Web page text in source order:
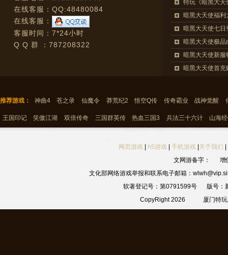
在线客服： QQ:48480084
在线客服：
客服时间：7*24小时
Q Q 群 ：787208322
特玩《暗黑大天
暗黑大天使福
暗黑大天使七
暗黑大天使极
暗黑大天使新
暗黑大天使首
推荐游戏： 神曲4 苍之录 仙魔令 莽荒纪2 悟空Q传 传奇霸业 战神觉醒
王国印记 笑傲江湖 双倍传奇 三国群英传 热血三国3 兵法三十六计 山海
网页游戏| h5游戏| 手机游戏| 关于我们
文网游备字：
增
文化部网络游戏举报和联系电子邮箱：
软著登记号：第0791599号
版号：
CopyRight 2026
厦门特